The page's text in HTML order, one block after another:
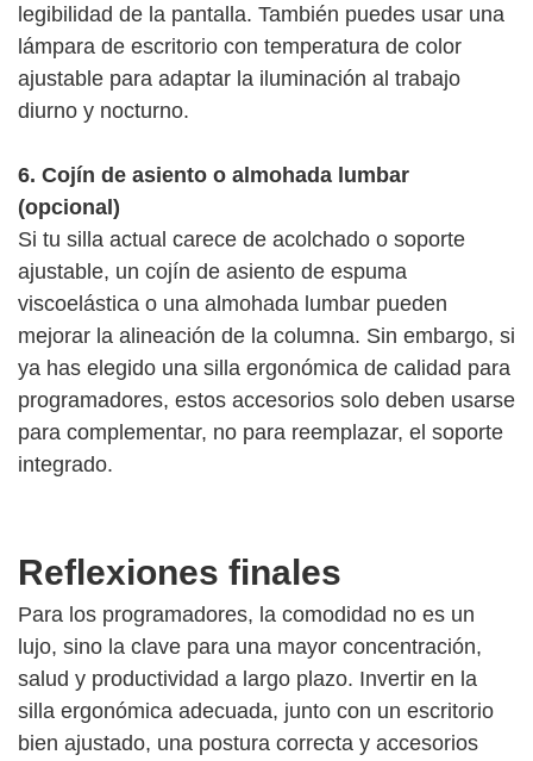
legibilidad de la pantalla. También puedes usar una
lámpara de escritorio con temperatura de color
ajustable para adaptar la iluminación al trabajo
diurno y nocturno.
6. Cojín de asiento o almohada lumbar
(opcional)
Si tu silla actual carece de acolchado o soporte
ajustable, un cojín de asiento de espuma
viscoelástica o una almohada lumbar pueden
mejorar la alineación de la columna. Sin embargo, si
ya has elegido una silla ergonómica de calidad para
programadores, estos accesorios solo deben usarse
para complementar, no para reemplazar, el soporte
integrado.
Reflexiones finales
Para los programadores, la comodidad no es un
lujo, sino la clave para una mayor concentración,
salud y productividad a largo plazo. Invertir en la
silla ergonómica adecuada, junto con un escritorio
bien ajustado, una postura correcta y accesorios